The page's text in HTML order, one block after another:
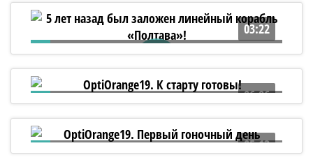
03:22
5 лет назад был заложен линейный
корабль «Полтава»!
06:06
OptiOrange19. К старту готовы!
05:13
OptiOrange19. Первый гоночный день